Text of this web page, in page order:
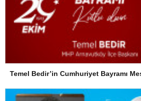
Temel Bedir’in Cumhuriyet Bayramı